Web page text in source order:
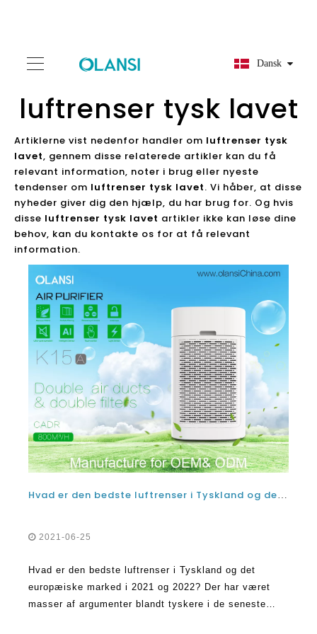
Dansk
luftrenser tysk lavet
Artiklerne vist nedenfor handler om luftrenser tysk
lavet, gennem disse relaterede artikler kan du få
relevant information, noter i brug eller nyeste
tendenser om luftrenser tysk lavet. Vi håber, at disse
nyheder giver dig den hjælp, du har brug for. Og hvis
disse luftrenser tysk lavet artikler ikke kan løse dine
behov, kan du kontakte os for at få relevant
information.
Hvad er den bedste luftrenser i Tyskland og det europæiske marked i 2021 og 2022?
2021-06-25
Hvad er den bedste luftrenser i Tyskland og det
europæiske marked i 2021 og 2022? Der har været
masser af argumenter blandt tyskere i de seneste